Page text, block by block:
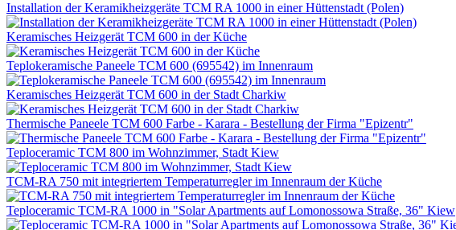
Installation der Keramikheizgeräte TCM RA 1000 in einer Hüttenstadt (Polen)
Keramisches Heizgerät TCM 600 in der Küche
Teplokeramische Paneele TCM 600 (695542) im Innenraum
Keramisches Heizgerät TCM 600 in der Stadt Charkiw
Thermische Paneele TCM 600 Farbe - Karara - Bestellung der Firma "Epizentr"
Teploceramic TCM 800 im Wohnzimmer, Stadt Kiew
TCM-RA 750 mit integriertem Temperaturregler im Innenraum der Küche
Teploceramic TCM-RA 1000 in "Solar Apartments auf Lomonossowa Straße, 36" Kiew